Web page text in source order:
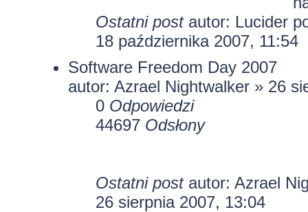
Ostatni post autor: Lucider
18 października 2007, 11:54
Software Freedom Day 2007
autor: Azrael Nightwalker» 26
0 Odpowiedzi
44697 Odsłony
Ostatni post autor: Azrael
26 sierpnia 2007, 13:04